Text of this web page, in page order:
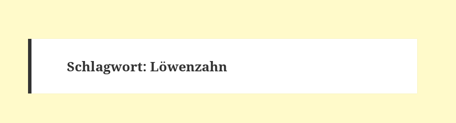
Schlagwort:Löwenzahn